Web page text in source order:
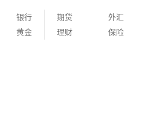
银行
黄金
期货 外汇
理财
保险